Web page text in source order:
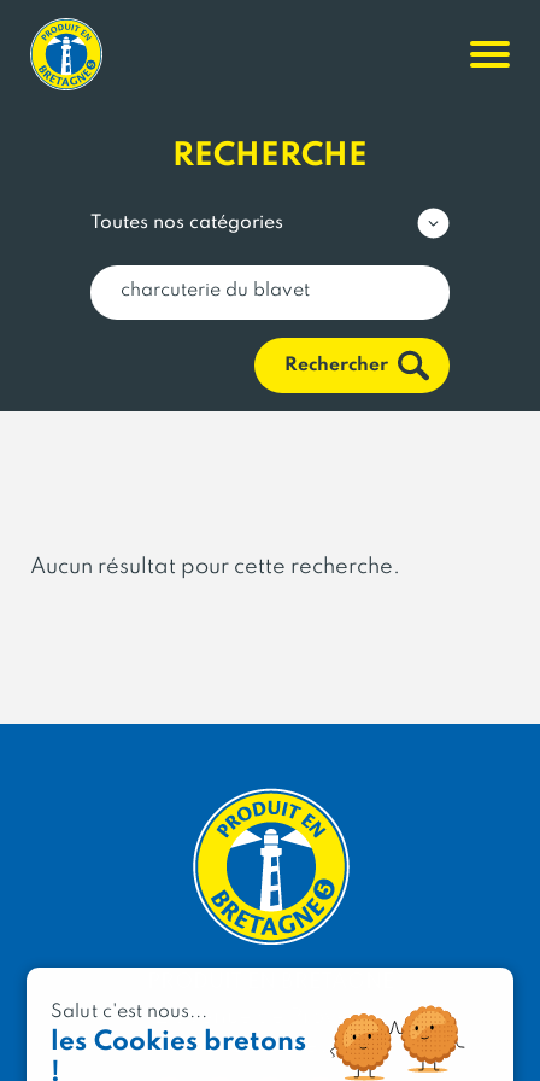
RECHERCHE
Rechercher
Aucun résultat pour cette recherche.
2 avenue de Provence
29200 Brest
Salut c'est nous...
les Cookies bretons
!